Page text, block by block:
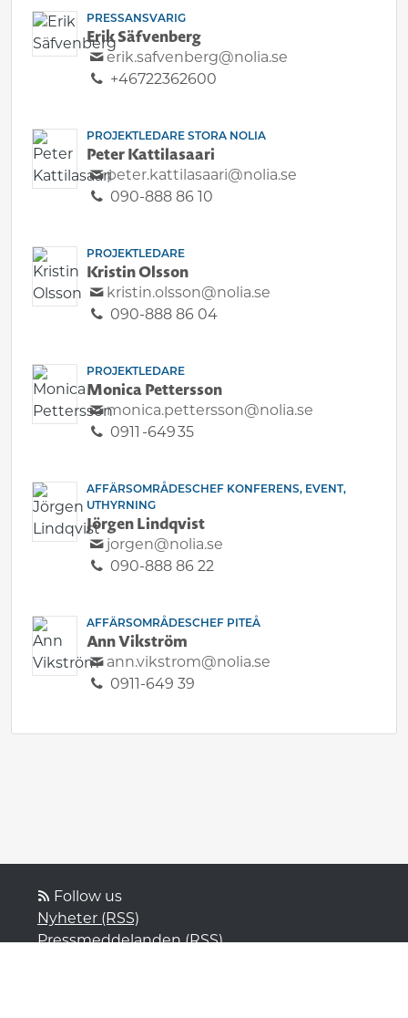
PRESSANSVARIG
Erik Säfvenberg
erik.safvenberg@nolia.se
+46722362600
PROJEKTLEDARE STORA NOLIA
Peter Kattilasaari
peter.kattilasaari@nolia.se
090-888 86 10
PROJEKTLEDARE
Kristin Olsson
kristin.olsson@nolia.se
090-888 86 04
PROJEKTLEDARE
Monica Pettersson
monica.pettersson@nolia.se
0911 -649 35
AFFÄRSOMRÅDESCHEF KONFERENS, EVENT,
UTHYRNING
Jörgen Lindqvist
jorgen@nolia.se
090-888 86 22
AFFÄRSOMRÅDESCHEF PITEÅ
Ann Vikström
ann.vikstrom@nolia.se
0911-649 39
Follow us
Nyheter (RSS)
Pressmeddelanden (RSS)